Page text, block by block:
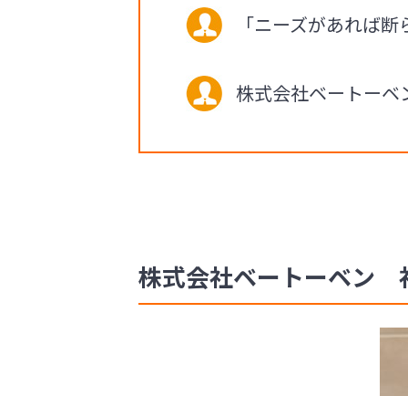
「ニーズがあれば
株式会社ベートー
株式会社ベートーベン